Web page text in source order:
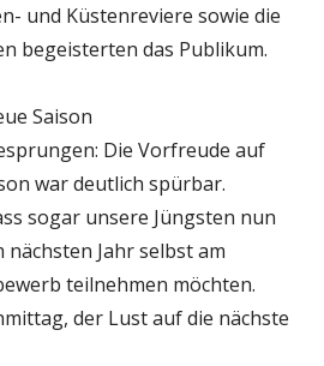
und Küstenreviere sowie die
begeisterten das Publikum.
Saison
Die Vorfreude auf
war deutlich spürbar.
sogar unsere Jüngsten nun
Jahr selbst am
teilnehmen möchten.
der Lust auf die nächste